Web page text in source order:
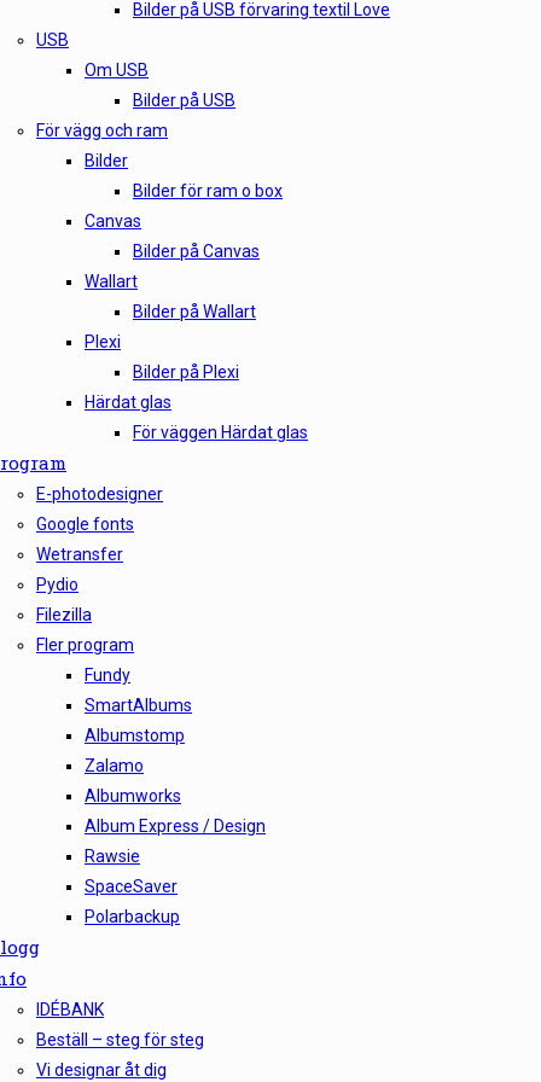
Bilder på USB förvaring textil Love
USB
Om USB
Bilder på USB
För vägg och ram
Bilder
Bilder för ram o box
Canvas
Bilder på Canvas
Wallart
Bilder på Wallart
Plexi
Bilder på Plexi
Härdat glas
För väggen Härdat glas
E-photodesigner
Google fonts
Wetransfer
Pydio
Filezilla
Fler program
Fundy
SmartAlbums
Albumstomp
Zalamo
Albumworks
Album Express / Design
Rawsie
SpaceSaver
Polarbackup
IDÉBANK
Beställ – steg för steg
Vi designar åt dig